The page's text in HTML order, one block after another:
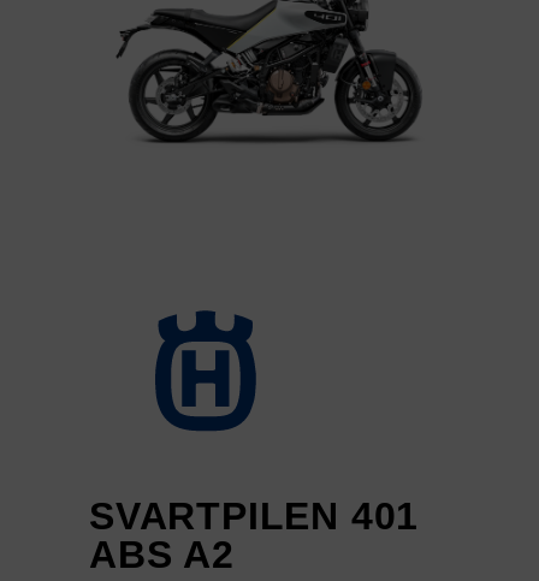
SVARTPILEN 401
ABS A2